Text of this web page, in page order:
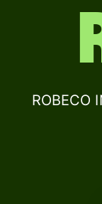
ROBECO